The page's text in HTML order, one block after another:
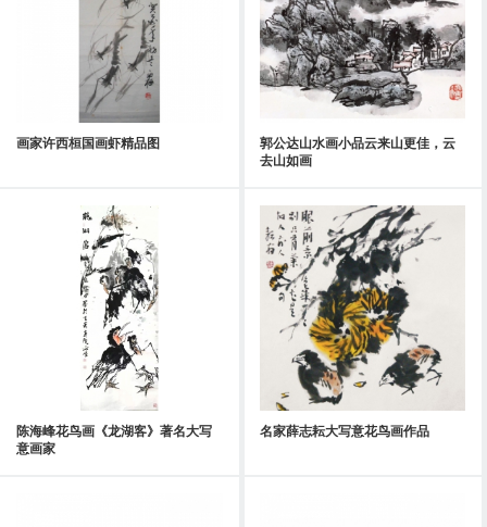
画家许西桓国画虾精品图
郭公达山水画小品云来山更佳，云
去山如画
陈海峰花鸟画《龙湖客》著名大写
意画家
名家薛志耘大写意花鸟画作品